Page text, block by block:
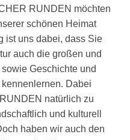
RUNDEN möchten
schönen Heimat
ist uns dabei, dass Sie
auch die großen und
Geschichte und
Dabei
natürlich zu
und kulturell
haben wir auch den